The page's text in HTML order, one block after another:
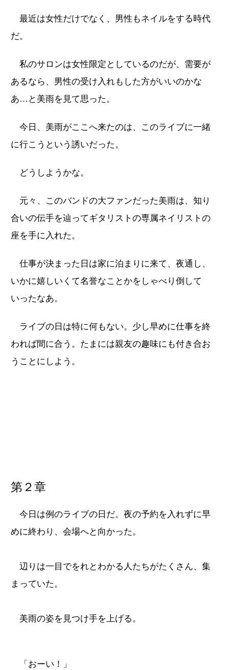
最近は女性だけでなく、男性もネイルをする時代
だ。
私のサロンは女性限定としているのだが、需要が
あるなら、男性の受け入れもした方がいいのかな
あ…と美雨を見て思った。
今日、美雨がここへ来たのは、このライブに一緒
に行こうという誘いだった。
どうしようかな。
元々、このバンドの大ファンだった美雨は、知り
合いの伝手を辿ってギタリストの専属ネイリストの
座を手に入れた。
仕事が決まった日は家に泊まりに来て、夜通し、
いかに嬉しいくて名誉なことかをしゃべり倒して
いったなあ。
ライブの日は特に何もない。少し早めに仕事を終
われば間に合う。たまには親友の趣味にも付き合お
うことにしよう。
第２章
今日は例のライブの日だ。夜の予約を入れずに早
めに終わり、会場へと向かった。
辺りは一目でをれとわかる人たちがたくさん、集
まっていた。
美雨の姿を見つけ手を上げる。
「おーい！」